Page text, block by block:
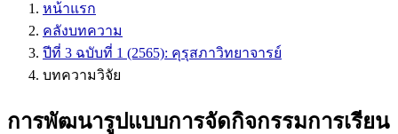
หน้าแรก
คลังบทความ
ปีที่ 3 ฉบับที่ 1 (2565): คุรุสภาวิทยาจารย์
บทความวิจัย
การพัฒนารูปแบบการจัดกิจกรรมการเรียน